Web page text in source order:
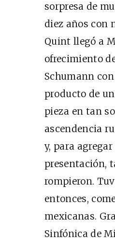
sorpresa de
diez años con
Quint llegó a
ofrecimiento
Schumann
producto de
pieza en tan
ascendencia
y, para
presentación,
rompieron.
entonces,
mexicanas.
Sinfónica de